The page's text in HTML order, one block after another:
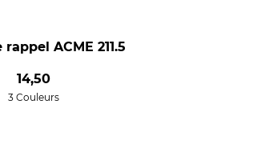
ACME 211.5
14,50
3 Couleurs